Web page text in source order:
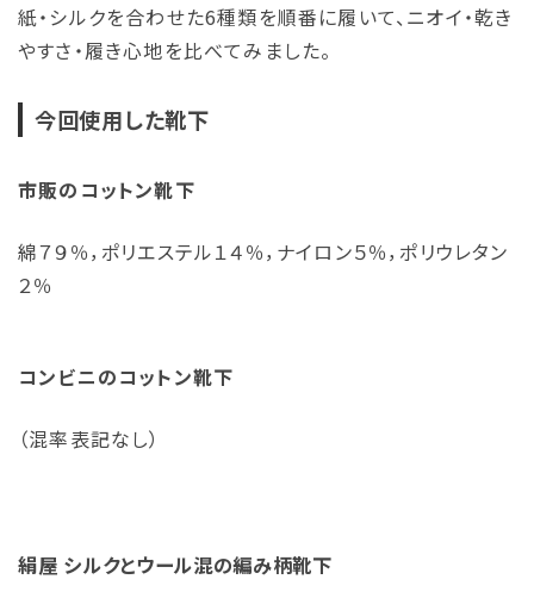
紙・シルクを合わせた6種類を順番に履いて、ニオイ・乾き
やすさ・履き心地を比べてみました。
今回使用した靴下
市販のコットン靴下
綿７９％，ポリエステル１４％，ナイロン５％，ポリウレタン
２％
コンビニのコットン靴下
（混率表記なし）
絹屋 シルクとウール混の編み柄靴下